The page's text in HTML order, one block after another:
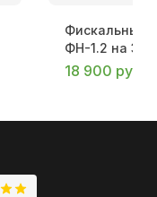
Фискальный
ФН-1.2 на 36
18 900 руб.